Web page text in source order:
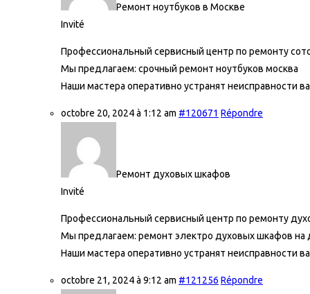
Ремонт ноутбуков в Москве
Invité
Профессиональный сервисный центр по ремонту
Мы предлагаем: срочный ремонт ноутбуков москва
Наши мастера оперативно устранят неисправности
octobre 20, 2024 à 1:12 am #120671 Répondre
Ремонт духовых шкафов
Invité
Профессиональный сервисный центр по ремонту
Мы предлагаем: ремонт электро духовых шкафов на
Наши мастера оперативно устранят неисправности
octobre 21, 2024 à 9:12 am #121256 Répondre